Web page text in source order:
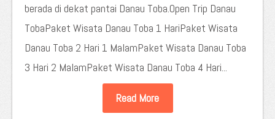
berada di dekat pantai Danau Toba.Open Trip Danau
TobaPaket Wisata Danau Toba 1 HariPaket Wisata
Danau Toba 2 Hari 1 MalamPaket Wisata Danau Toba
3 Hari 2 MalamPaket Wisata Danau Toba 4 Hari...
Read More